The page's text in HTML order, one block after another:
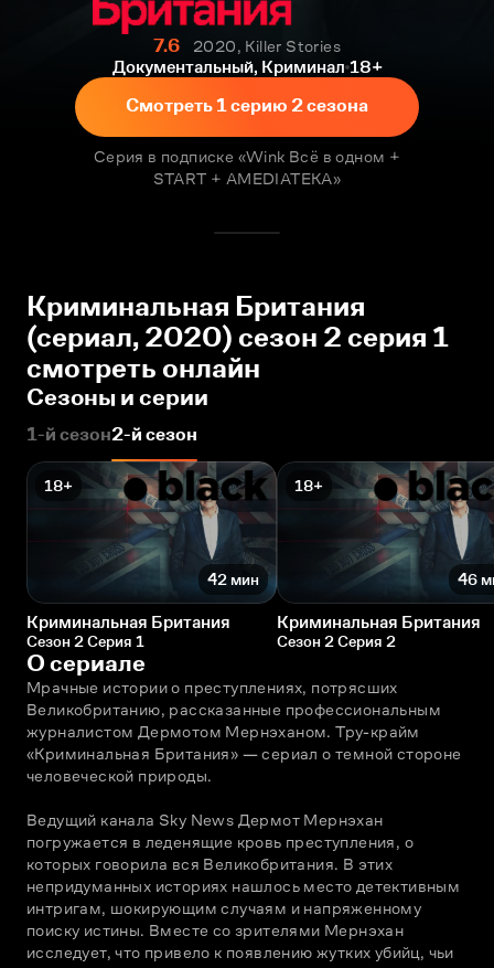
7.6
2020, Killer Stories
Документальный, Криминал 18+
Смотреть 1 серию 2 сезона
Серия в подписке «Wink Всё в одном +
START + AMEDIATEKA»
Криминальная Британия
(сериал, 2020) сезон 2 серия 1
смотреть онлайн
Сезоны и серии
1-й сезон2-й сезон
18+
42 мин
Криминальная Британия
Сезон 2 Серия 1
18+
46
Криминальная Британия
Сезон 2 Серия 2
О сериале
Мрачные истории о преступлениях, потрясших
Великобританию, рассказанные профессиональным
журналистом Дермотом Мернэханом. Тру-крайм
«Криминальная Британия» — сериал о темной стороне
человеческой природы.
Ведущий канала Sky News Дермот Мернэхан
погружается в леденящие кровь преступления, о
которых говорила вся Великобритания. В этих
непридуманных историях нашлось место детективным
интригам, шокирующим случаям и напряженному
поиску истины. Вместе со зрителями Мернэхан
исследует, что привело к появлению жутких убийц, чьи